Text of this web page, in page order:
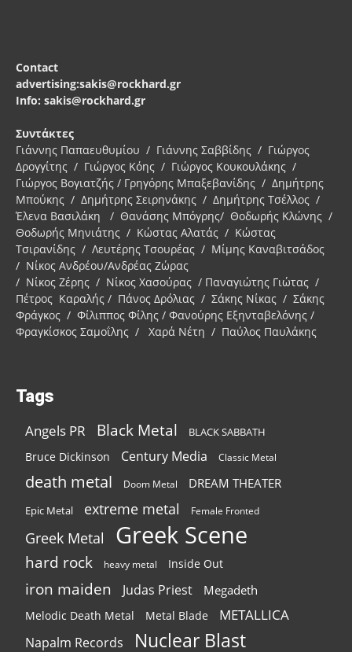
Contact
advertising:sakis@rockhard.gr
Info: sakis@rockhard.gr
Συντάκτες
Γιάννης Παπαευθυμίου / Γιάννης Σαββίδης / Γιώργος
Δρογγίτης / Γιώργος Κόης / Γιώργος Κουκουλάκης /
Γιώργος Βογιατζής / Γρηγόρης Μπαξεβανίδης / Δημήτρης
Μπούκης / Δημήτρης Σειρηνάκης / Δημήτρης Τσέλλος /
Έλενα Βασιλάκη / Θανάσης Μπόγρης/ Θοδωρής Κλώνης /
Θοδωρής Μηνιάτης / Κώστας Αλατάς / Κώστας
Τσιρανίδης / Λευτέρης Τσουρέας / Μίμης Καναβιτσάδος
/ Νίκος Ανδρέου/Ανδρέας Ζώρας
/ Νίκος Ζέρης / Νίκος Χασούρας / Παναγιώτης Γιώτας /
Πέτρος Καραλής / Πάνος Δρόλιας / Σάκης Νίκας / Σάκης
Φράγκος / Φίλιππος Φίλης / Φανούρης Εξηνταβελόνης /
Φραγκίσκος Σαμοΐλης / Χαρά Νέτη / Παύλος Παυλάκης
Tags
Angels PR Black Metal BLACK SABBATH
Bruce Dickinson Century Media Classic Metal
death metal Doom Metal DREAM THEATER
Epic Metal extreme metal Female Fronted
Greek Metal Greek Scene
hard rock heavy metal Inside Out
iron maiden Judas Priest Megadeth
Melodic Death Metal Metal Blade METALLICA
Napalm Records Nuclear Blast